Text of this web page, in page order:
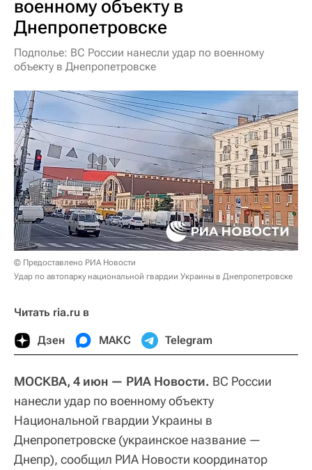
военному объекту в
Днепропетровске
Подполье: ВС России нанесли удар по военному
объекту в Днепропетровске
© Предоставлено РИА Новости
Удар по автопарку национальной гвардии Украины в Днепропетровске
Читать ria.ru в
Дзен МАКС Telegram
МОСКВА, 4 июн — РИА Новости. ВС России
нанесли удар по военному объекту
Национальной гвардии Украины в
Днепропетровске (украинское название —
Днепр), сообщил РИА Новости координатор